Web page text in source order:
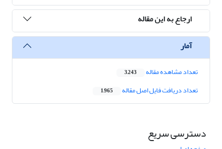
ارجاع به این مقاله
آمار
تعداد مشاهده مقاله 3,243
تعداد دریافت فایل اصل مقاله 1,965
دسترسی سریع